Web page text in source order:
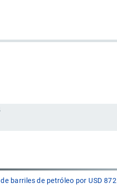
barriles de petróleo por USD 872